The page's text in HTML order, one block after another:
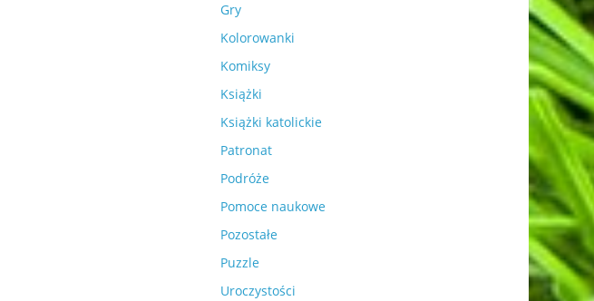
Gry
Kolorowanki
Komiksy
Książki
Książki katolickie
Patronat
Podróże
Pomoce naukowe
Pozostałe
Puzzle
Uroczystości